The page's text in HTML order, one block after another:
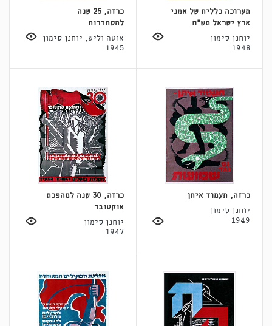
תערוכה כללית של אמני
ארץ ישראל תש"ח
יוחנן סימון
1948
כרזה, 25 שנה
להסתדרות
אוטה וליש, יוחנן סימון
1945
כרזה, תעמוד איתן
יוחנן סימון
1949
כרזה, 30 שנה למהפכת
אוקטובר
יוחנן סימון
1947